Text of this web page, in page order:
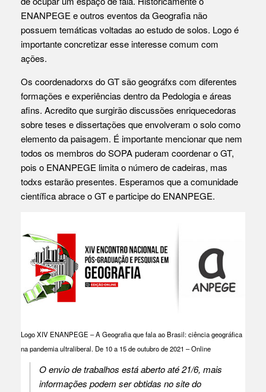
ENANPEGE e outros eventos da Geografia não
possuem temáticas voltadas ao estudo de solos. Logo é
importante concretizar esse interesse comum com
ações.
Os coordenadorxs do GT são geográfxs com diferentes
formações e experiências dentro da Pedologia e áreas
afins. Acredito que surgirão discussões enriquecedoras
sobre teses e dissertações que envolveram o solo como
elemento da paisagem. É importante mencionar que nem
todos os membros do SOPA puderam coordenar o GT,
pois o ENANPEGE limita o número de cadeiras, mas
todxs estarão presentes. Esperamos que a comunidade
científica abrace o GT e participe do ENANPEGE.
Logo XIV ENANPEGE – A Geografia que fala ao Brasil: ciência geográfica
na pandemia ultraliberal. De 10 a 15 de outubro de 2021 – Online
O envio de trabalhos está aberto até 21/6, mais
informações podem ser obtidas no site do